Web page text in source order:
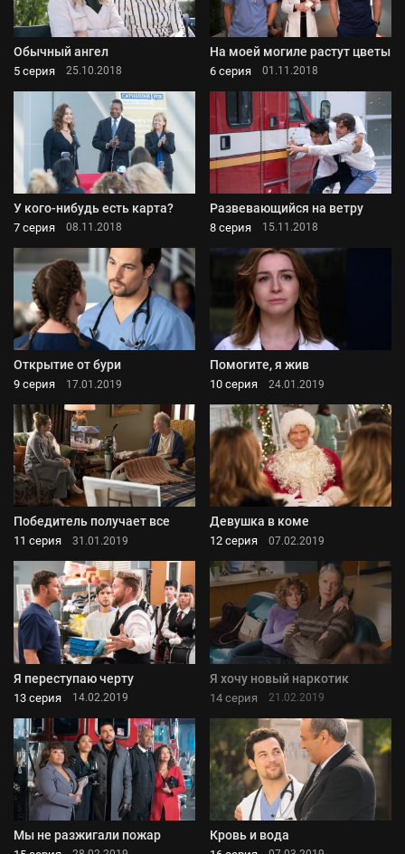
Обычный ангел
5 серия 25.10.2018
На моей могиле растут цветы
6 серия 01.11.2018
У кого-нибудь есть карта?
7 серия 08.11.2018
Развевающийся на ветру
8 серия 15.11.2018
Открытие от бури
9 серия 17.01.2019
Помогите, я жив
10 серия 24.01.2019
Победитель получает все
11 серия 31.01.2019
Девушка в коме
12 серия 07.02.2019
Я переступаю черту
13 серия 14.02.2019
Я хочу новый наркотик
14 серия 21.02.2019
Мы не разжигали пожар Кровь и вода